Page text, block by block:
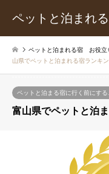
ペットと泊まれ
ペットと泊まれる宿 お役立
山県でペットと泊まれる宿ランキ
ペットと泊まる宿に行く前にする
富山県でペットと泊